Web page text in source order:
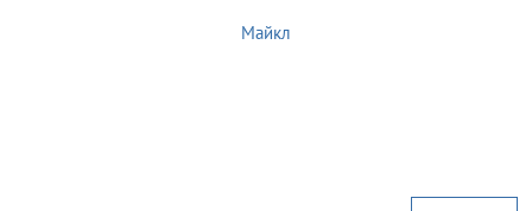
Майкл